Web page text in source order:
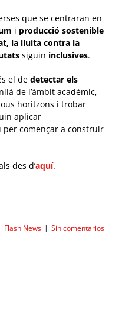
que se centraran en
i producció sostenible
la lluita contra la
siguin inclusives.
el de detectar els
de l’àmbit acadèmic,
horitzons i trobar
aplicar
per començar a construir
des d’aquí.
Flash News | Sin comentarios